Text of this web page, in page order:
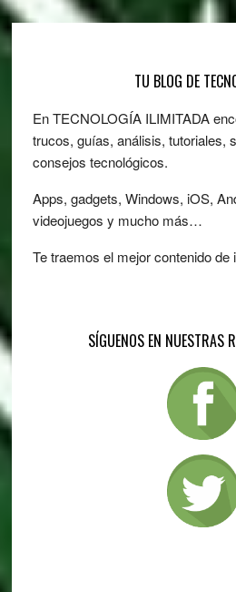
TU BLOG DE
En TECNOLOGÍA ILIMITADA
trucos, guías, análisis, tutoriales,
consejos tecnológicos.
Apps, gadgets, Windows, iOS,
videojuegos y mucho más…
Te traemos el mejor contenido de
SÍGUENOS EN NUESTRAS